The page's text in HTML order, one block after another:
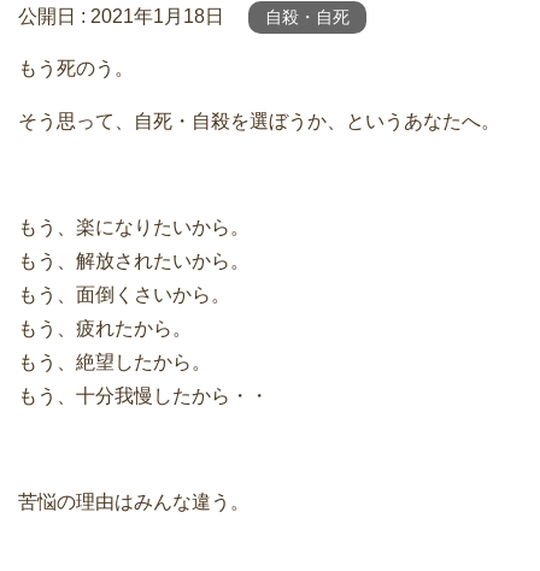
公開日 : 2021年1月18日 自殺・自死
もう死のう。
そう思って、自死・自殺を選ぼうか、というあなたへ。
もう、楽になりたいから。
もう、解放されたいから。
もう、面倒くさいから。
もう、疲れたから。
もう、絶望したから。
もう、十分我慢したから・・
苦悩の理由はみんな違う。